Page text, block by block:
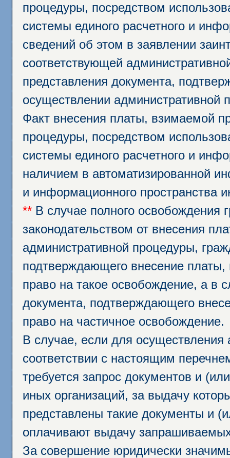
процедуры, посредством
системы единого расчетного и
сведений об этом в заявлении
соответствующей
представления документа,
осуществлении административной
Факт внесения платы, взимаемой
процедуры, посредством
системы единого расчетного и
наличием в автоматизированной
и информационного пространства
** В случае полного освобождения
законодательством от внесения
административной процедуры,
подтверждающего внесение
право на такое освобождение, а в
документа, подтверждающего
право на частичное освобождение.
В случае, если для осуществления
соответствии с настоящим
требуется запрос документов и
иных организаций, за выдачу
представлены такие документы и
оплачивают выдачу
За совершение юридически